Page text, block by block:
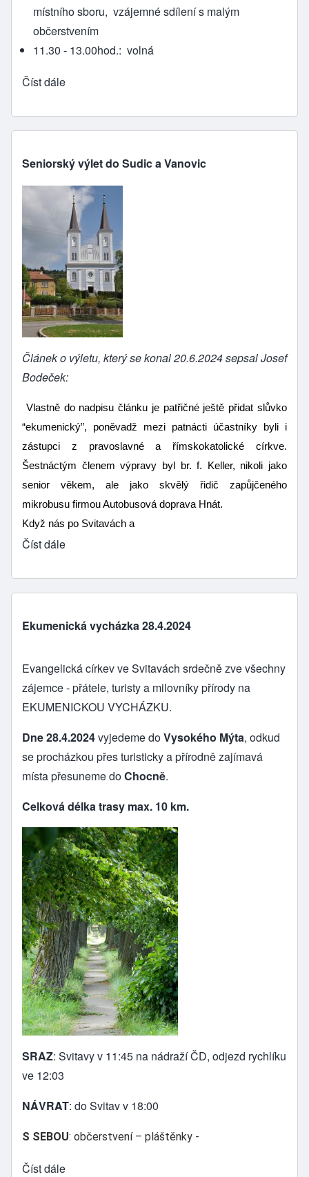
místního sboru, vzájemné sdílení s malým
občerstvením
11.30 - 13.00hod.: volná
Číst dále
Seniorský výlet do Sudic a Vanovic
Článek o výletu, který se konal 20.6.2024 sepsal Josef
Bodeček:
Vlastně do nadpisu článku je patřičné ještě přidat slůvko
“ekumenický”, poněvadž mezi patnácti účastníky byli i
zástupci z pravoslavné a římskokatolické církve.
Šestnáctým členem výpravy byl br. f. Keller, nikoli jako
senior věkem, ale jako skvělý řidič zapůjčeného
mikrobusu firmou Autobusová doprava Hnát.
Když nás po Svitavách a
Číst dále
Ekumenická vycházka 28.4.2024
Evangelická církev ve Svitavách srdečně zve všechny
zájemce - přátele, turisty a milovníky přírody na
EKUMENICKOU VYCHÁZKU.
Dne 28.4.2024vyjedeme doVysokého Mýta, odkud
se procházkou přes turisticky a přírodně zajímavá
místa přesuneme doChocně.
Celková délka trasy max. 10 km.
SRAZ: Svitavy v 11:45 na nádraží ČD, odjezd rychlíku
ve 12:03
NÁVRAT: do Svitav v 18:00
S SEBOU: občerstvení – pláštěnky -
Číst dále